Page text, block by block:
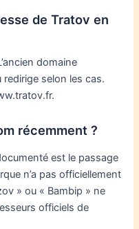
de Tratov en
domaine
selon les cas.
récemment ?
est le passage
n’a pas officiellement
» ou « Bambip » ne
officiels de